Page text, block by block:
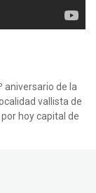
aniversario de la
vallista de
hoy capital de